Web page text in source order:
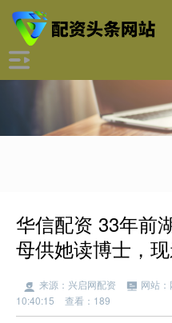
华信配资 33年前
母供她读博士，
来源：兴启网配资 网站
10:40:15
查看：189